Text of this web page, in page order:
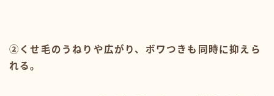
②くせ毛のうねりや広がり、ボワつきも同時に抑えら
れる。